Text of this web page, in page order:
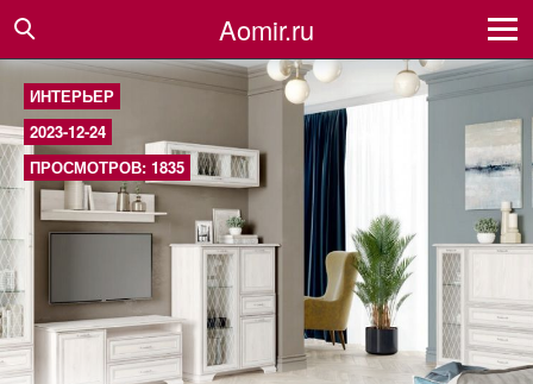
Aomir.ru
ИНТЕРЬЕР
2023-12-24
ПРОСМОТРОВ: 1835